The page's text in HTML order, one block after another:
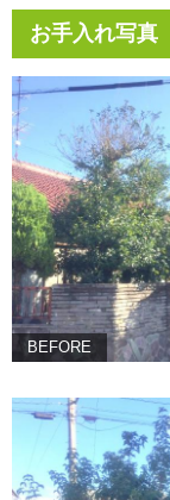
お手入れ写真
BEFORE